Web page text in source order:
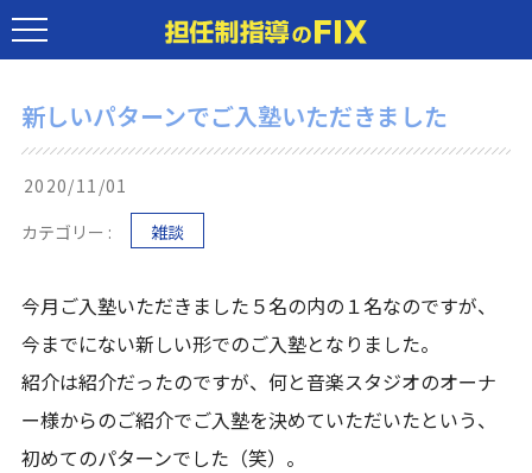
新しいパターンでご入塾いただきました
2020/11/01
カテゴリー :
雑談
今月ご入塾いただきました５名の内の１名なのですが、
今までにない新しい形でのご入塾となりました。
紹介は紹介だったのですが、何と音楽スタジオのオーナ
ー様からのご紹介でご入塾を決めていただいたという、
初めてのパターンでした（笑）。